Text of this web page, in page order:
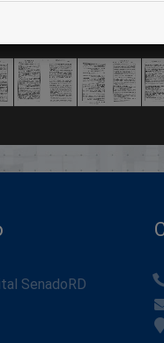
SenadoRD